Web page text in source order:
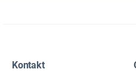
EMAIL
Kontakt